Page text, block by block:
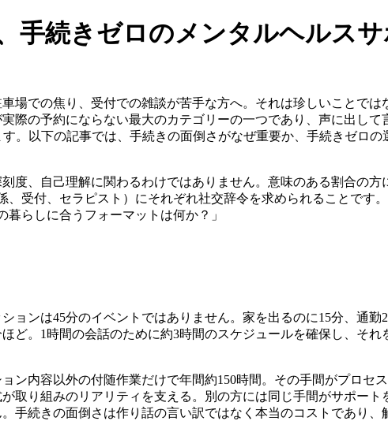
手続きゼロのメンタルヘルス
場での焦り、受付での雑談が苦手な方へ。それは珍しいことで
際の予約にならない最大のカテゴリーの一つであり、声に出し
。以下の記事では、手続きの面倒さがなぜ重要か、手続きゼロ
度、自己理解に関わるわけではありません。意味のある割合の
、受付、セラピスト）にそれぞれ社交辞令を求められることで
らしに合うフォーマットは何か？」
ョンは45分のイベントではありません。家を出るのに15分、通
ど。1時間の会話のために約3時間のスケジュールを確保し、そ
ン内容以外の付随作業だけで年間約150時間。その手間がプロ
取り組みのリアリティを支える。別の方には同じ手間がサポー
手続きの面倒さは作り話の言い訳ではなく本当のコストであり